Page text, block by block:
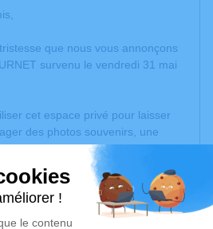
que nous vous annonçons
survenu le vendredi 31 mai
cet espace privé pour laisser
des photos souvenirs, une
pensées à travers des poèmes
est un lieu d'expression dédié à
FOURNET.
d’arbre hommage estdisponible